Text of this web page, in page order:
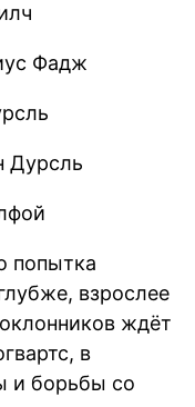
Фадж
Дурсль
попытка
взрослее
ждёт
в
и борьбы со